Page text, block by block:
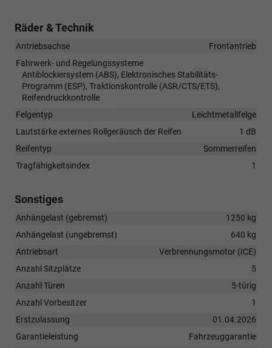
Räder & Technik
Antriebsachse
Frontantrieb
Fahrwerk- und Regelungssysteme
Antiblockiersystem (ABS), Elektronisches Stabilitäts-
Programm (ESP), Traktionskontrolle (ASR/CTS/ETS),
Reifendruckkontrolle
Felgentyp
Leichtmetallfelge
Lautstärke externes Rollgeräusch der Reifen
1 dB
Reifentyp
Sommerreifen
Tragfähigkeitsindex
1
Sonstiges
Anhängelast (gebremst)
1250 kg
Anhängelast (ungebremst)
640 kg
Antriebsart
Verbrennungsmotor (ICE)
Anzahl Sitzplätze
5
Anzahl Türen
5-türig
Anzahl Vorbesitzer
1
Erstzulassung
01.04.2026
Garantieleistung
Fahrzeuggarantie